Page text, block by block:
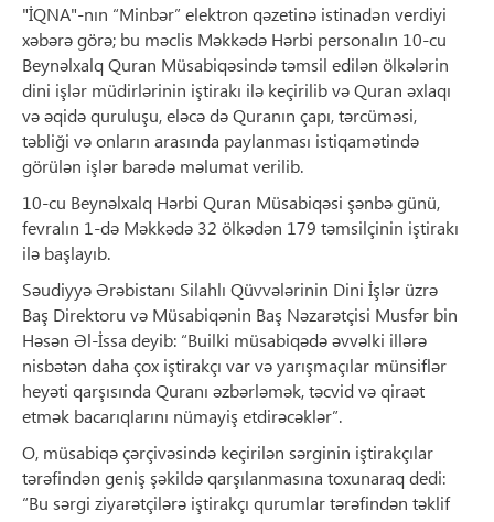
"İQNA"-nın “Minbər” elektron qəzetinə istinadən verdiyi
xəbərə görə; bu məclis Məkkədə Hərbi personalın 10-cu
Beynəlxalq Quran Müsabiqəsində təmsil edilən ölkələrin
dini işlər müdirlərinin iştirakı ilə keçirilib və Quran əxlaqı
və əqidə quruluşu, eləcə də Quranın çapı, tərcüməsi,
təbliği və onların arasında paylanması istiqamətində
görülən işlər barədə məlumat verilib.
10-cu Beynəlxalq Hərbi Quran Müsabiqəsi şənbə günü,
fevralın 1-də Məkkədə 32 ölkədən 179 təmsilçinin iştirakı
ilə başlayıb.
Səudiyyə Ərəbistanı Silahlı Qüvvələrinin Dini İşlər üzrə
Baş Direktoru və Müsabiqənin Baş Nəzarətçisi Musfər bin
Həsən Əl-İssa deyib: “Builki müsabiqədə əvvəlki illərə
nisbətən daha çox iştirakçı var və yarışmaçılar münsiflər
heyəti qarşısında Quranı əzbərləmək, təcvid və qiraət
etmək bacarıqlarını nümayiş etdirəcəklər”.
O, müsabiqə çərçivəsində keçirilən sərginin iştirakçılar
tərəfindən geniş şəkildə qarşılanmasına toxunaraq dedi:
“Bu sərgi ziyarətçilərə iştirakçı qurumlar tərəfindən təklif